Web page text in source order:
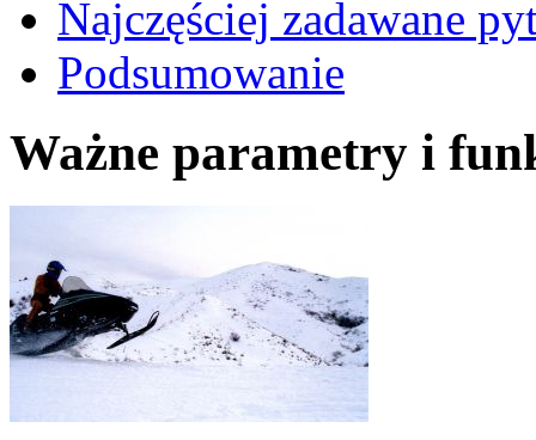
Najczęściej zadawane
Podsumowanie
Ważne parametry i